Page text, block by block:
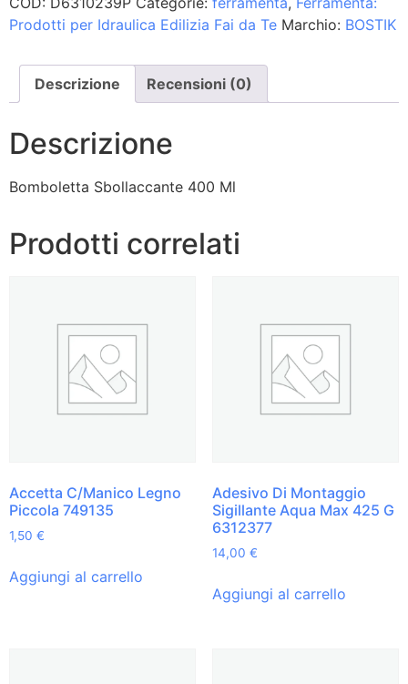
Prodotti per Idraulica Edilizia Fai da Te Marchio: BOSTIK
Descrizione Recensioni (0)
Descrizione
Bomboletta Sbollaccante 400 Ml
Prodotti correlati
Accetta C/Manico Legno
Piccola 749135
1,50 €
Aggiungi al carrello
Adesivo Di Montaggio
Sigillante Aqua Max 425 G
6312377
14,00 €
Aggiungi al carrello